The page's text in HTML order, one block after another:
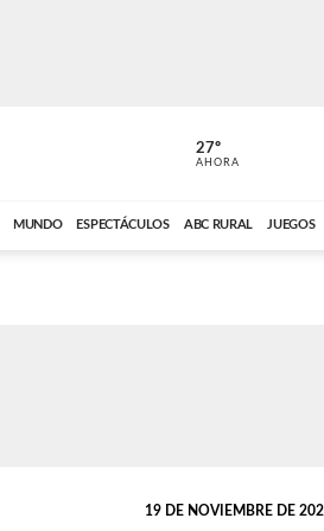
ABC CARDINAL
27º
AHORA
MUNDO ESPECTÁCULOS ABC RURAL JUEGOS
19 DE NOVIEMBRE DE